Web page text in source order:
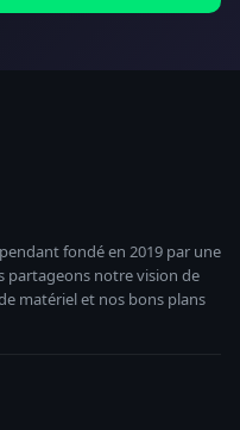
fondé en 2019 par une
partageons notre vision de
matériel et nos bons plans